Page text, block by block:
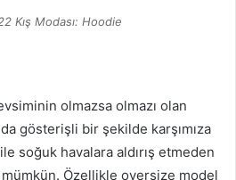
Kış Modası: Hoodie
olmazsa olmazı olan
gösterişli bir şekilde karşımıza
soğuk havalara aldırış etmeden
mümkün. Özellikle oversize model